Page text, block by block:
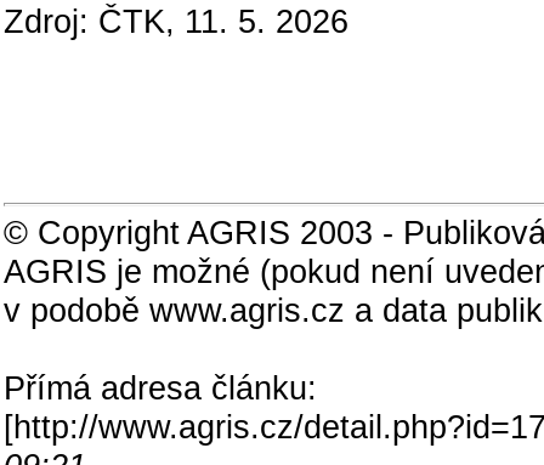
Zdroj: ČTK, 11. 5. 2026
© Copyright AGRIS 2003 -
AGRIS je možné (pokud není
v podobě www.agris.cz a data
Přímá adresa článku:
[http://www.agris.cz/